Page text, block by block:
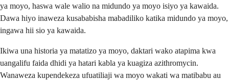
ya moyo, haswa wale walio na midundo ya moyo isiyo ya kawaida.
Dawa hiyo inaweza kusababisha mabadiliko katika midundo ya moyo,
ingawa hii sio ya kawaida.
Ikiwa una historia ya matatizo ya moyo, daktari wako atapima kwa
uangalifu faida dhidi ya hatari kabla ya kuagiza azithromycin.
Wanaweza kupendekeza ufuatiliaji wa moyo wakati wa matibabu au